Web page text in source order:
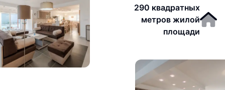
290 квадратных
метров жилой
площади